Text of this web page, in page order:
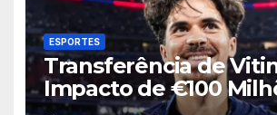
ESPORTES
Transferência de
Impacto de €100